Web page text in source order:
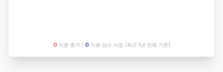
O 지분 증가 / O 지분 감소 시점 (최근 1년 전체 기준)